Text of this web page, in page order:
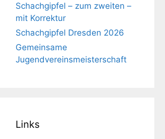
Schachgipfel – zum zweiten –
mit Korrektur
Schachgipfel Dresden 2026
Gemeinsame
Jugendvereinsmeisterschaft
Links